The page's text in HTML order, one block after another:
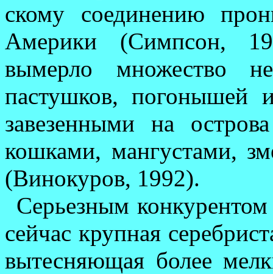
скому соединению
Америки (Симпсон,
вымерло множество
пастушков, погонышей
завезенными на
кошками, ман­гус­тами,
(Вино­куров, 1992).
Серьезным
сейчас крупная
вытесняющая более